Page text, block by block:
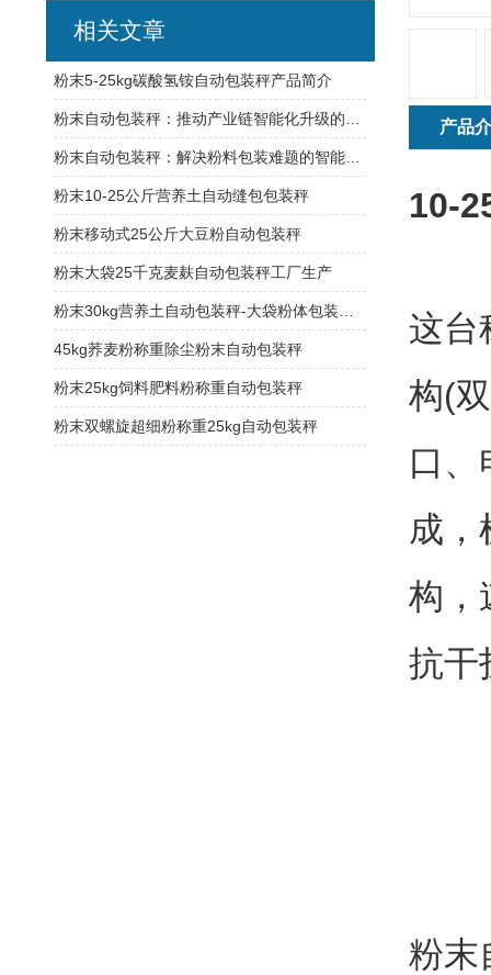
产品
10-
这台
构(
口、
成，
构，
抗干
粉末
相关文章
粉末5-25kg碳酸氢铵自动包装秤产品简介
粉末10-25公斤营养土自动缝包包装秤
粉末移动式25公斤大豆粉自动包装秤
粉末大袋25千克麦麸自动包装秤工厂生产
45kg荞麦粉称重除尘粉末自动包装秤
粉末25kg饲料肥料粉称重自动包装秤
粉末双螺旋超细粉称重25kg自动包装秤